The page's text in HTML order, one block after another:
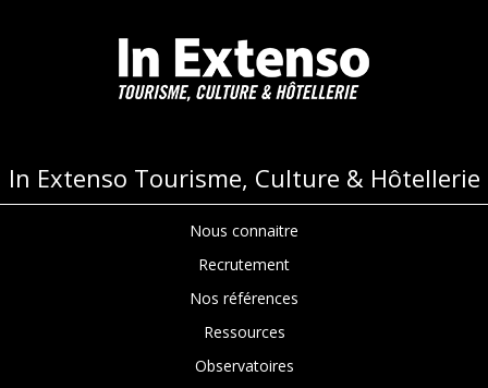
In Extenso Tourisme, Culture & Hôtellerie
Nous connaitre
Recrutement
Nos références
Ressources
Observatoires